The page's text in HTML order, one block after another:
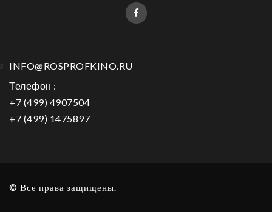
INFO@ROSPROFKINO.RU
Телефон :
+7 (499) 4907504
+7 (499) 1475897
© Все права защищены.